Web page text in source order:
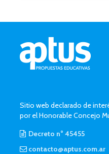
Sitio web declarado de
por el Honorable Concejo
Decreto n° 45455
contacto@aptus.com.ar